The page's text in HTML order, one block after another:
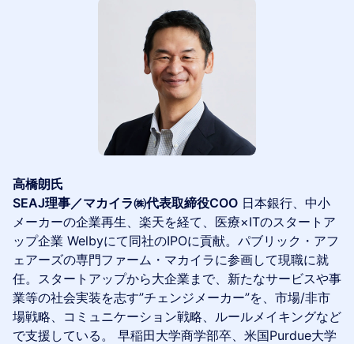
高橋朗氏
SEAJ理事／マカイラ㈱代表取締役COO 日本銀行、中小
メーカーの企業再生、楽天を経て、医療×ITのスタートア
ップ企業 Welbyにて同社のIPOに貢献。パブリック・アフ
ェアーズの専門ファーム・マカイラに参画して現職に就
任。スタートアップから大企業まで、新たなサービスや事
業等の社会実装を志す”チェンジメーカー”を、市場/非市
場戦略、コミュニケーション戦略、ルールメイキングなど
で支援している。 早稲田大学商学部卒、米国Purdue大学